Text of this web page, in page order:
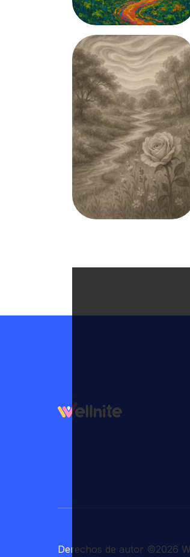
Derechos de autor ©2026